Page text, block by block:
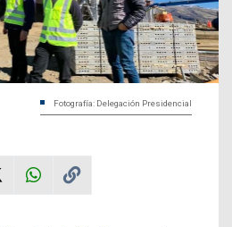
Fotografía: Delegación Presidencial